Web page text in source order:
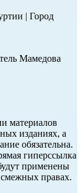
| Город
Мамедова
материалов
изданиях, а
обязательна.
гиперссылка
применены
правах.